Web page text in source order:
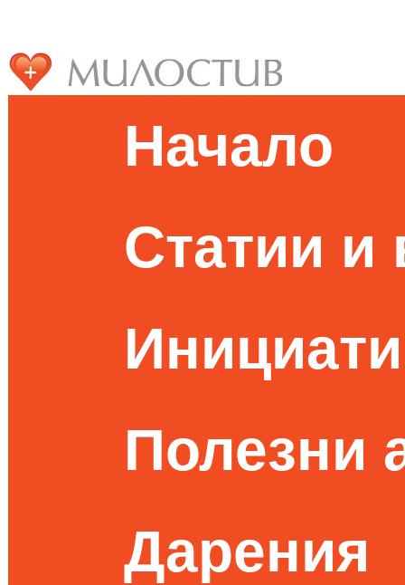
Начало
Статии и
Полезни
Дарения